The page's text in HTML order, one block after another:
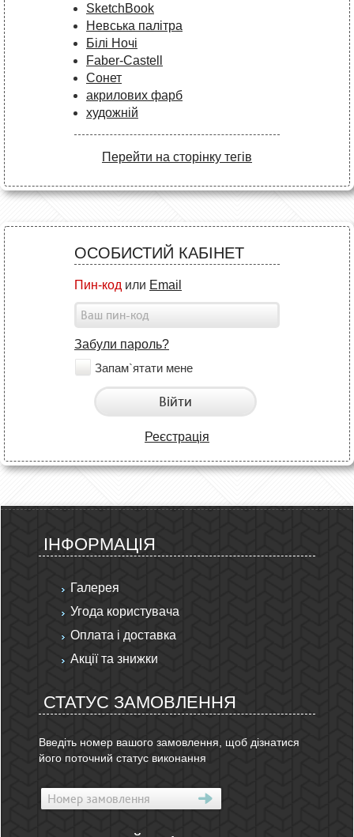
SketchBook
Невська палітра
Білі Ночі
Faber-Castell
Сонет
акрилових фарб
художній
Перейти на сторінку тегів
ОСОБИСТИЙ КАБІНЕТ
Пин-код или Email
Забули пароль?
Запам`ятати мене
Війти
Реєстрація
ІНФОРМАЦІЯ
Галерея
Угода користувача
Оплата і доставка
Акції та знижки
СТАТУС ЗАМОВЛЕННЯ
Введіть номер вашого замовлення, щоб дізнатися
його поточний статус виконання